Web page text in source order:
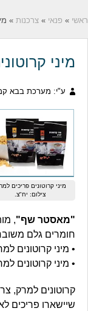
ראשי » פנאי » צרכנות »
מיני
ע"י: מערכת בבא
מיני קרוטונים פריכים
צילום: יח"צ.
"מאסטר שף",
חומרים גלם
• מיני קרוטונים
• מיני קרוטונים
קרוטונים למרק,
שיישארו פריכים